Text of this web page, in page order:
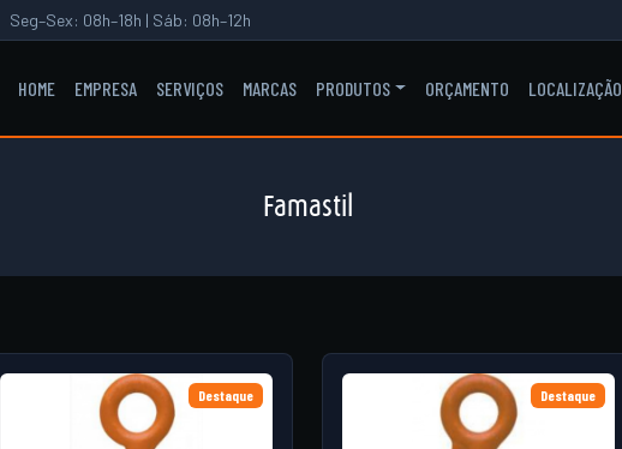
Seg–Sex: 08h–18h | Sáb: 08h–12h
HOME EMPRESA SERVIÇOS MARCAS PRODUTOS ORÇAMENTO LOCALIZAÇÃO
Famastil
Destaque Destaque